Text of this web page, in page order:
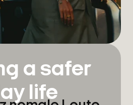
a safer
life